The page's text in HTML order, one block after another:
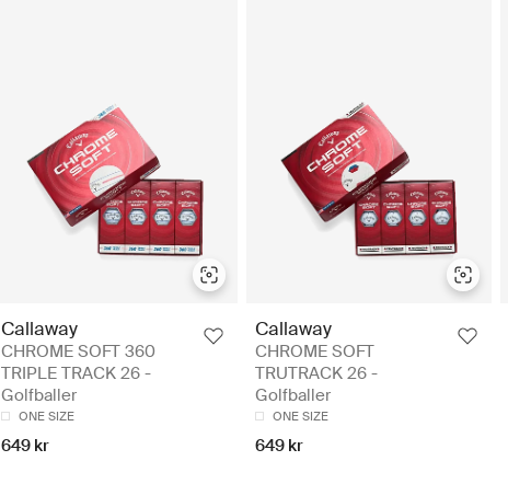
Callaway
CHROME SOFT 360
TRIPLE TRACK 26 -
Golfballer
ONE SIZE
649 kr
Callaway
CHROME SOFT
TRUTRACK 26 -
Golfballer
ONE SIZE
649 kr